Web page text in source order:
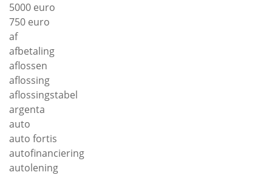
5000 euro
750 euro
af
afbetaling
aflossen
aflossing
aflossingstabel
argenta
auto
auto fortis
autofinanciering
autolening